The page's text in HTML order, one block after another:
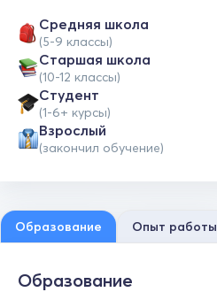
Средняя школа
(5-9 классы)
Cтаршая школа
(10-12 классы)
Студент
(1-6+ курсы)
Взрослый
(закончил обучение)
Образование Опыт работы
Образование